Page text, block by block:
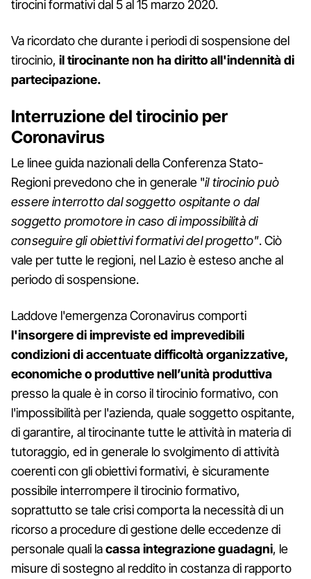
tirocini formativi dal 5 al 15 marzo 2020.
Va ricordato che durante i periodi di sospensione del
tirocinio, il tirocinante non ha diritto all'indennità di
partecipazione.
Interruzione del tirocinio per
Coronavirus
Le linee guida nazionali della Conferenza Stato-
Regioni prevedono che in generale "il tirocinio può
essere interrotto dal soggetto ospitante o dal
soggetto promotore in caso di impossibilità di
conseguire gli obiettivi formativi del progetto". Ciò
vale per tutte le regioni, nel Lazio è esteso anche al
periodo di sospensione.
Laddove l'emergenza Coronavirus comporti
l'insorgere di impreviste ed imprevedibili
condizioni di accentuate difficoltà organizzative,
economiche o produttive nell’unità produttiva
presso la quale è in corso il tirocinio formativo, con
l'impossibilità per l'azienda, quale soggetto ospitante,
di garantire, al tirocinante tutte le attività in materia di
tutoraggio, ed in generale lo svolgimento di attività
coerenti con gli obiettivi formativi, è sicuramente
possibile interrompere il tirocinio formativo,
soprattutto se tale crisi comporta la necessità di un
ricorso a procedure di gestione delle eccedenze di
personale quali lacassa integrazione guadagni, le
misure di sostegno al reddito in costanza di rapporto